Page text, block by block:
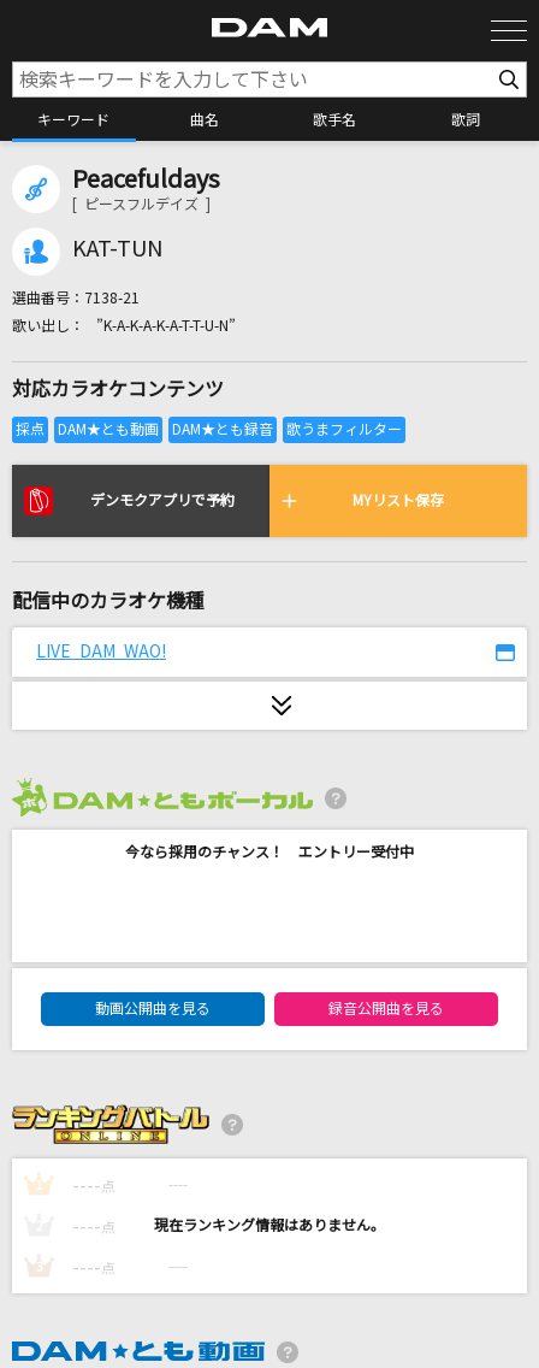
キーワード 曲名 歌手名 歌詞
カラオケ検索
全国りれき
リアルタイムで歌われている曲の一覧
ハイライト・ハイライト
点描の唄(feat.井上苑子)
蜂と見世物
Aimer(エメ)
[生音]赤い糸(ビデオクリップバージョン)
YOKAZE
Peacefuldays
[ ピースフルデイズ ]
KAT-TUN
選曲番号： 7138-21
”K-A-K-A-K-A-T-T-U-N”
対応カラオケコンテンツ
デンモクアプリで予約 MYリスト保存
配信中のカラオケ機種
LIVE DAM WAO!
今なら採用のチャンス！ エントリー受付中
DAM★ともボーカルエントリーランキング
動画公開曲を見る
録音公開曲を見る
1 ---- 点 ----
---- 点 ----
3 ---- 点 ----